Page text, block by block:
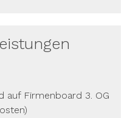
auf Firmenboard 3. OG